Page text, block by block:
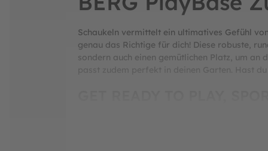
Schaukeln vermittelt ein ultimatives Gefühl
genau das Richtige für dich! Diese robuste,
sondern auch einen gemütlichen Platz, um an
kannst die Nestschaukel schnell und einfach